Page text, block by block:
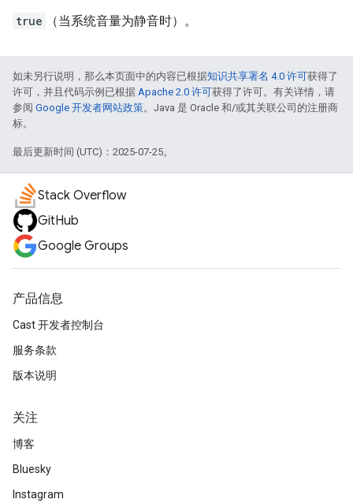
true （当系统音量为静音时）。
如未另行说明，那么本页面中的内容已根据知识共享署名 4.0 许可获得了
许可，并且代码示例已根据 Apache 2.0 许可获得了许可。有关详情，请
参阅 Google 开发者网站政策。Java 是 Oracle 和/或其关联公司的注册商
标。
最后更新时间 (UTC)：2025-07-25。
Stack Overflow
GitHub
Google Groups
产品信息
Cast 开发者控制台
服务条款
版本说明
关注
博客
Bluesky
Instagram